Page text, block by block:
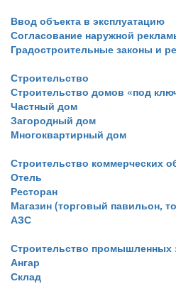
Ввод объекта в эксплуатацию
Согласование наружной
Градостроительные законы и
Строительство
Строительство домов «под
Частный дом
Загородный дом
Многоквартирный дом
Строительство коммерческих
Отель
Ресторан
Магазин (торговый павильон,
АЗС
Строительство промышленных
Ангар
Склад